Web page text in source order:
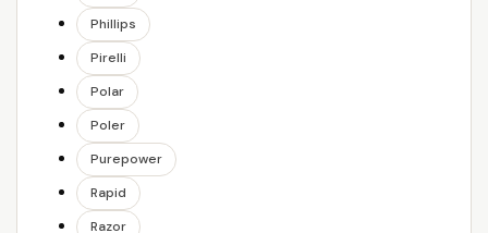
Phillips
Pirelli
Polar
Poler
Purepower
Rapid
Razor